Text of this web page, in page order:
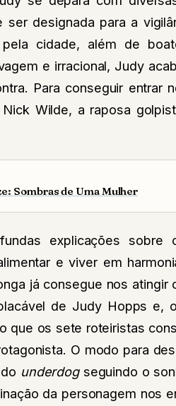
designada para a
cidade, além de
e irracional, Judy
Para conseguir entrar
Wilde, a raposa
Sombras de Uma Mulher
explicações sobre
e viver em
já consegue nos atingir
de Judy Hopps e,
que os sete roteiristas
O modo para
underdog seguindo o
da personagem nos